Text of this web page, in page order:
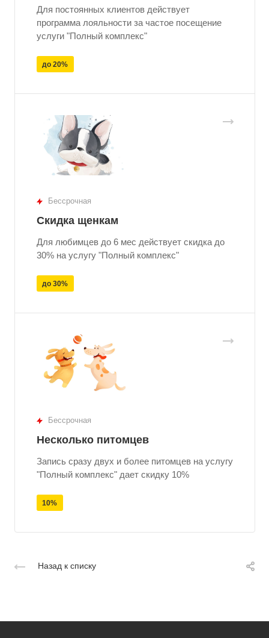
Для постоянных клиентов действует
программа лояльности за частое посещение
услуги "Полный комплекс"
до 20%
Бессрочная
Скидка щенкам
Для любимцев до 6 мес действует скидка до
30% на услугу "Полный комплекс"
до 30%
Бессрочная
Несколько питомцев
Запись сразу двух и более питомцев на услугу
"Полный комплекс" дает скидку 10%
10%
Назад к списку